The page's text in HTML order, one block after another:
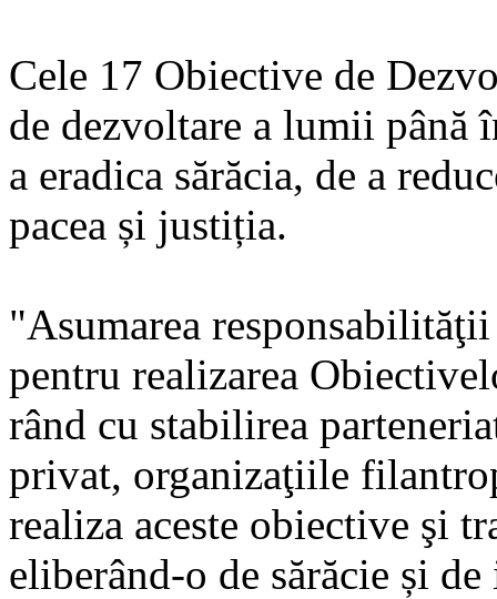
Cele 17 Obiective de
de dezvoltare a lumii până
a eradica sărăcia, de a
pacea și justiția.
"Asumarea
pentru realizarea
rând cu stabilirea
privat, organizaţiile
realiza aceste obiective şi
eliberând-o de sărăcie și